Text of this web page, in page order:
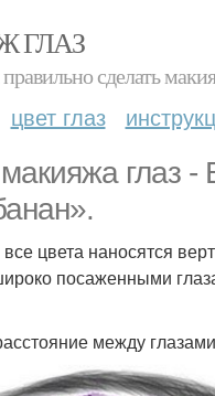
ГЛАЗ
сделать
цвет глаз
глаз -
цвета наносятся
посаженными
между